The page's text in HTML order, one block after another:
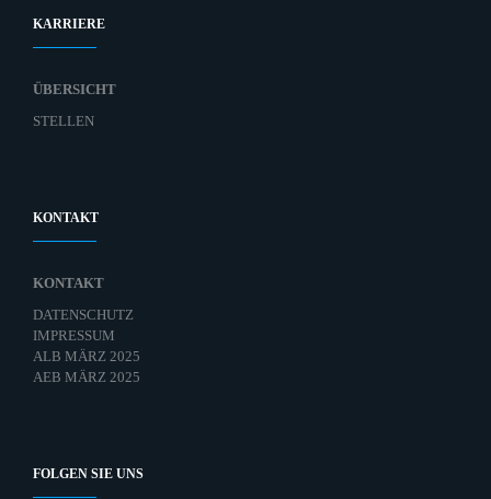
KARRIERE
ÜBERSICHT
STELLEN
KONTAKT
KONTAKT
DATENSCHUTZ
IMPRESSUM
ALB MÄRZ 2025
AEB MÄRZ 2025
FOLGEN SIE UNS